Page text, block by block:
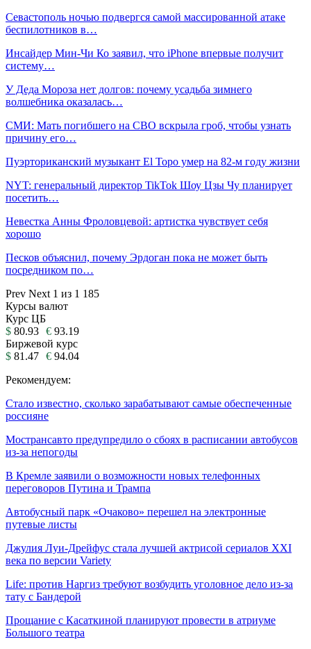
Севастополь ночью подвергся самой массированной атаке
беспилотников в…
Инсайдер Мин-Чи Ко заявил, что iPhone впервые получит
систему…
У Деда Мороза нет долгов: почему усадьба зимнего
волшебника оказалась…
СМИ: Мать погибшего на СВО вскрыла гроб, чтобы узнать
причину его…
Пуэрториканский музыкант El Topo умер на 82-м году жизни
NYT: генеральный директор TikTok Шоу Цзы Чу планирует
посетить…
Невестка Анны Фроловцевой: артистка чувствует себя
хорошо
Песков объяснил, почему Эрдоган пока не может быть
посредником по…
Prev Next 1 из 1 185
Курсы валют
Курс ЦБ
$ 80.93 € 93.19
Биржевой курс
$ 81.47 € 94.04
Рекомендуем:
Стало известно, сколько зарабатывают самые обеспеченные
россияне
Мострансавто предупредило о сбоях в расписании автобусов
из-за непогоды
В Кремле заявили о возможности новых телефонных
переговоров Путина и Трампа
Автобусный парк «Очаково» перешел на электронные
путевые листы
Джулия Луи-Дрейфус стала лучшей актрисой сериалов XXI
века по версии Variety
Life: против Наргиз требуют возбудить уголовное дело из-за
тату с Бандерой
Прощание с Касаткиной планируют провести в атриуме
Большого театра